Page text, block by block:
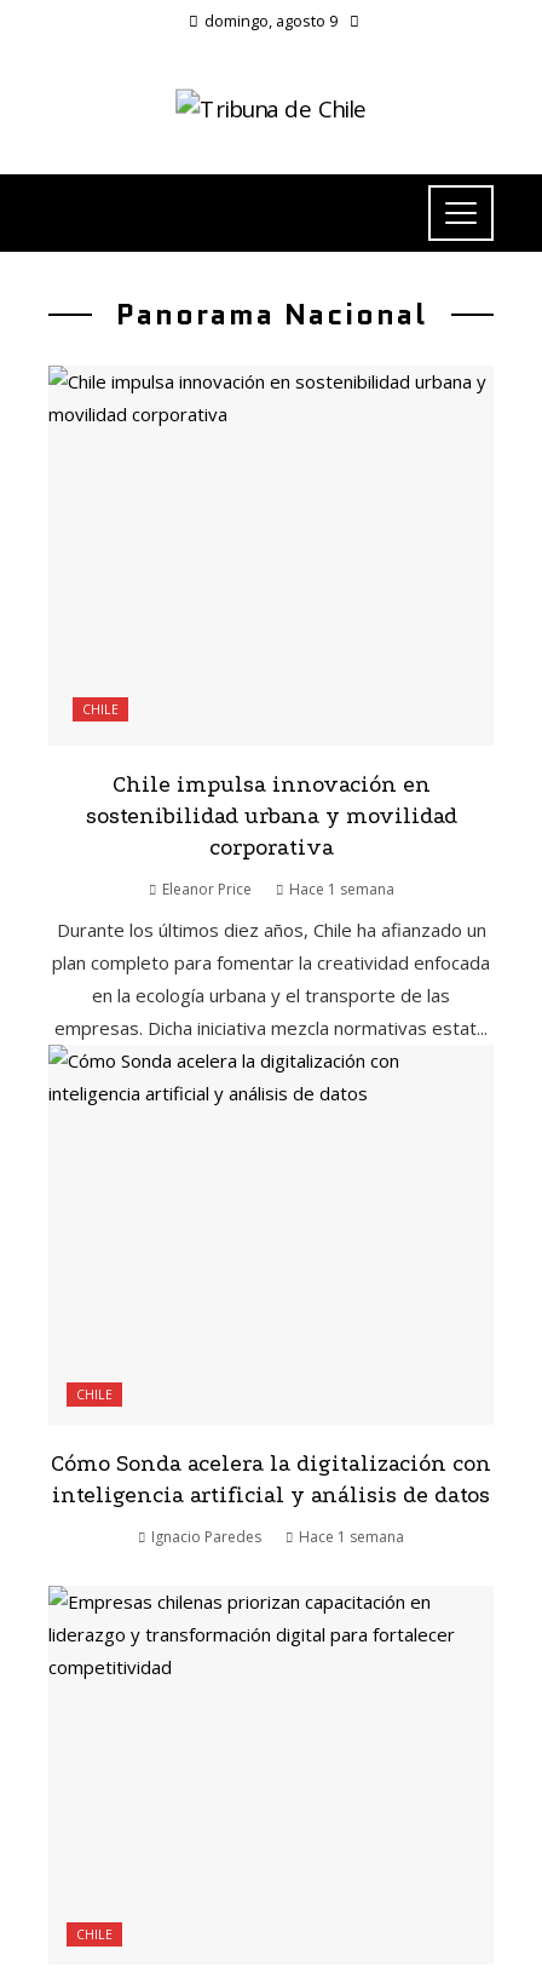
domingo, agosto 9
Panorama Nacional
CHILE
Chile impulsa innovación en
sostenibilidad urbana y movilidad
corporativa
Eleanor Price Hace 1 semana
Durante los últimos diez años, Chile ha afianzado un
plan completo para fomentar la creatividad enfocada
en la ecología urbana y el transporte de las
empresas. Dicha iniciativa mezcla normativas estat...
CHILE
Cómo Sonda acelera la digitalización con
inteligencia artificial y análisis de datos
Ignacio Paredes Hace 1 semana
CHILE